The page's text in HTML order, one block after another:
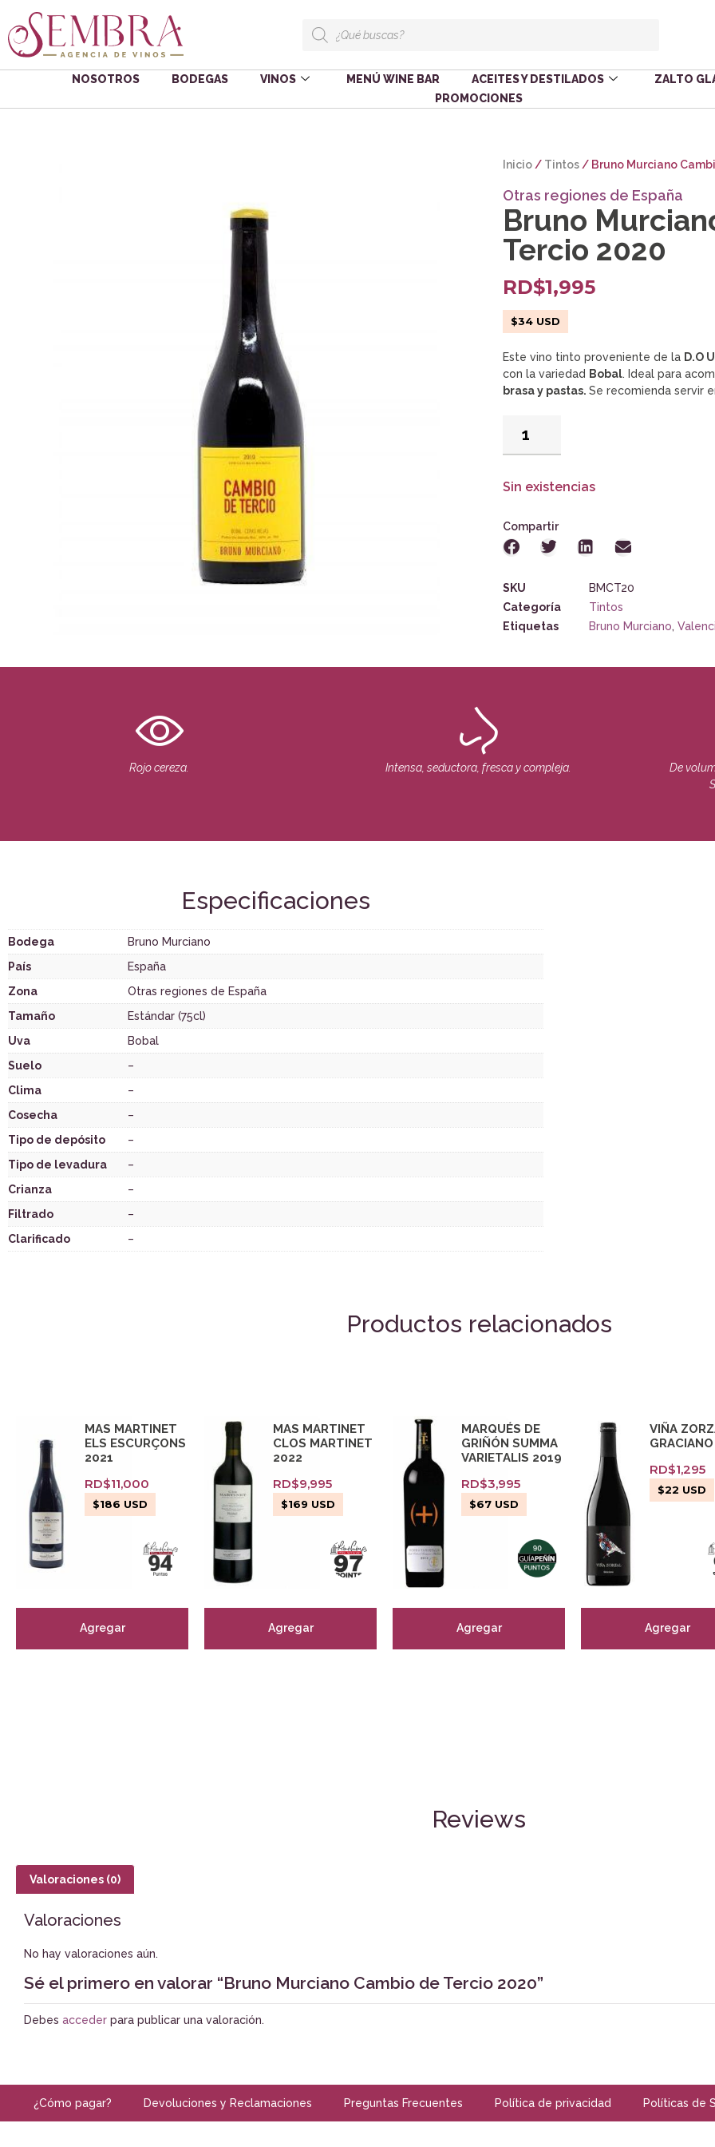
NOSOTROS BODEGAS VINOS MENÚ WINE BAR ACEITES Y DESTILADOS ZALTO
PROMOCIONES
Inicio / Tintos / Bruno Murciano
Otras regiones de España
Bruno
Tercio 2020
RD$1,995
$34 USD
Este vino tinto proveniente de la D.O
con la variedad Bobal. Ideal para
brasa y pastas. Se recomienda servir
Sin existencias
Compartir
SKU
BMCT20
Categoría
Tintos
Etiquetas
Bruno Murciano,
Rojo cereza. Intensa, seductora, fresca y compleja.
De
Especificaciones
Bodega
Bruno Murciano
País
España
Zona
Otras regiones de España
Tamaño
Estándar (75cl)
Uva
Bobal
Suelo
–
Clima
–
Cosecha
–
Tipo de depósito
–
Tipo de levadura
–
Crianza
–
Filtrado
–
Clarificado
–
Productos relacionados
MAS MARTINET
ELS ESCURÇONS
2021
RD$11,000
$186 USD
Agregar
MAS MARTINET
CLOS MARTINET
2022
RD$9,995
$169 USD
Agregar
MARQUÉS DE
GRIÑÓN SUMMA
VARIETALIS 2019
RD$3,995
$67 USD
Agregar
VIÑA
RD$1,295
$22 USD
Agregar
Reviews
Valoraciones (0)
Valoraciones
No hay valoraciones aún.
Sé el primero en valorar “Bruno Murciano Cambio de Tercio 2020”
Debes acceder para publicar una valoración.
¿Cómo pagar? Devoluciones y Reclamaciones Preguntas Frecuentes Política de privacidad Políticas de